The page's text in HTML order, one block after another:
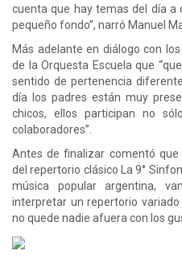
cuenta que hay temas del día a
pequeño fondo”, narró Manuel
Más adelante en diálogo con
de la Orquesta Escuela que
sentido de pertenencia
día los padres están muy
chicos, ellos participan no
colaboradores”.
Antes de finalizar comentó que
del repertorio clásico La 9°
música popular argentina,
interpretar un repertorio
no quede nadie afuera con los